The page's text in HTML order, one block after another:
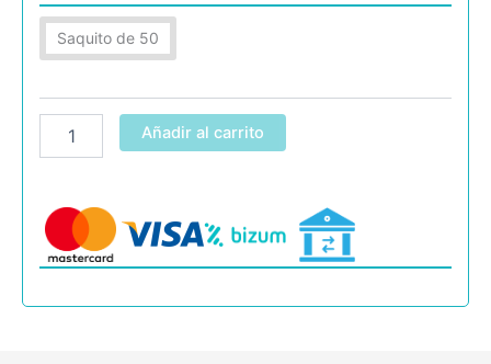
Saquito de 50
Titleist
capas
Añadir al carrito